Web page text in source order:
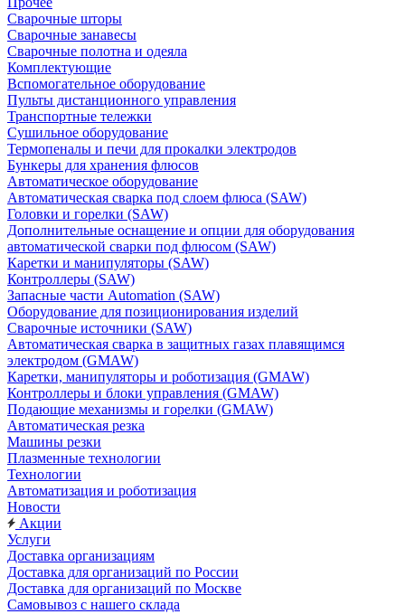
Сварочные шторы
Сварочные занавесы
Сварочные полотна и одеяла
Комплектующие
Вспомогательное оборудование
Пульты дистанционного управления
Транспортные тележки
Сушильное оборудование
Термопеналы и печи для прокалки электродов
Бункеры для хранения флюсов
Автоматическое оборудование
Автоматическая сварка под слоем флюса (SAW)
Головки и горелки (SAW)
Дополнительные оснащение и опции для оборудования
автоматической сварки под флюсом (SAW)
Каретки и манипуляторы (SAW)
Контроллеры (SAW)
Запасные части Automation (SAW)
Оборудование для позиционирования изделий
Сварочные источники (SAW)
Автоматическая сварка в защитных газах плавящимся
электродом (GMAW)
Каретки, манипуляторы и роботизация (GMAW)
Контроллеры и блоки управления (GMAW)
Подающие механизмы и горелки (GMAW)
Автоматическая резка
Машины резки
Плазменные технологии
Технологии
Автоматизация и роботизация
Новости
Акции
Услуги
Доставка организациям
Доставка для организаций по России
Доставка для организаций по Москве
Самовывоз с нашего склада